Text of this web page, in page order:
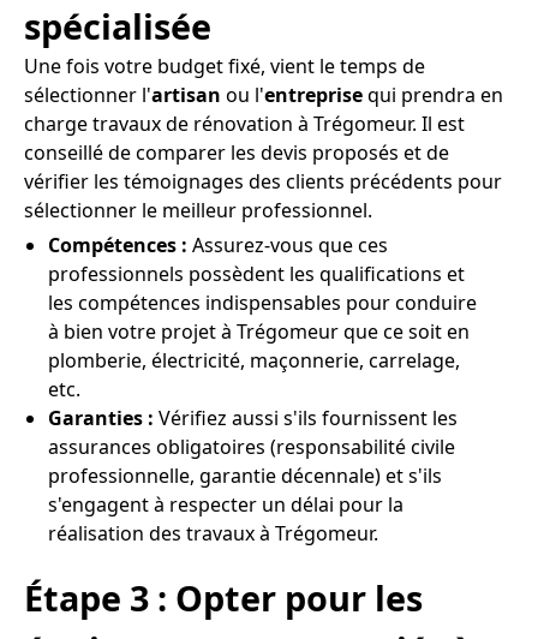
spécialisée
Une fois votre budget fixé, vient le temps de
sélectionner l'artisan ou l'entreprisequi prendra en
charge travaux de rénovation à Trégomeur. Il est
conseillé de comparer les devis proposés et de
vérifier les témoignages des clients précédents pour
sélectionner le meilleur professionnel.
Compétences : Assurez-vous que ces
professionnels possèdent les qualifications et
les compétences indispensables pour conduire
à bien votre projet à Trégomeur que ce soit en
plomberie, électricité, maçonnerie, carrelage,
etc.
Garanties : Vérifiez aussi s'ils fournissent les
assurances obligatoires (responsabilité civile
professionnelle, garantie décennale) et s'ils
s'engagent à respecter un délai pour la
réalisation des travaux à Trégomeur.
Étape 3 : Opter pour les